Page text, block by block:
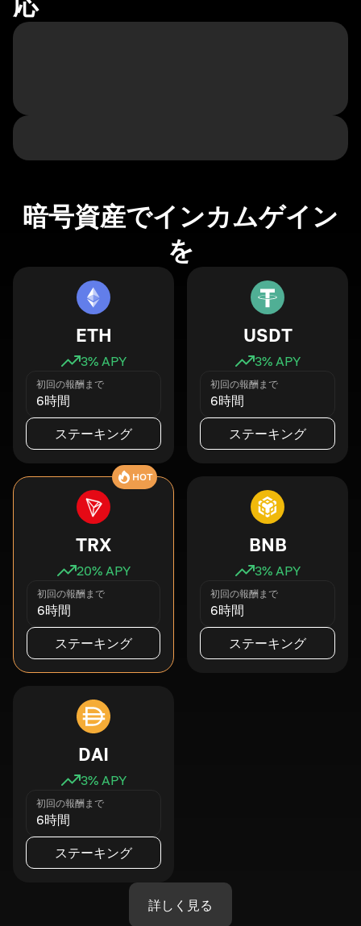
暗号資産でインカムゲイン
を
ETH
3% APY
初回の報酬まで
6時間
ステーキング
USDT
3% APY
初回の報酬まで
6時間
ステーキング
HOT
TRX
20% APY
初回の報酬まで
6時間
ステーキング
BNB
3% APY
初回の報酬まで
6時間
ステーキング
DAI
3% APY
初回の報酬まで
6時間
ステーキング
詳しく見る